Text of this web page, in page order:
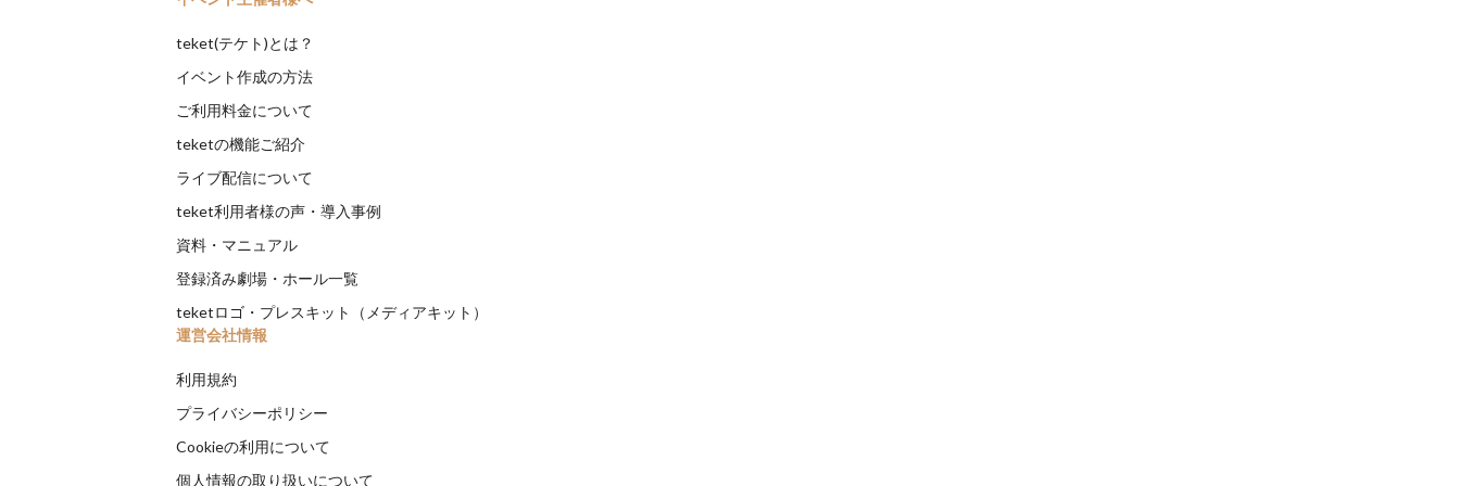
teket(テケト)とは？
イベント作成の方法
ご利用料金について
teketの機能ご紹介
ライブ配信について
teket利用者様の声・導入事例
資料・マニュアル
登録済み劇場・ホール一覧
teketロゴ・プレスキット（メディアキット）
運営会社情報
利用規約
プライバシーポリシー
Cookieの利用について
個人情報の取り扱いについて